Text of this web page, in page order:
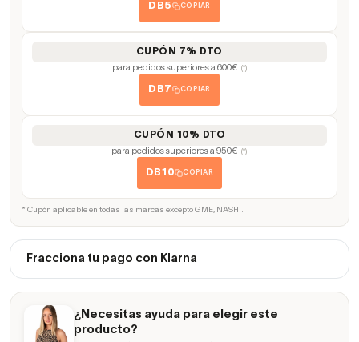
DB5 COPIAR
CUPÓN 7% DTO
para pedidos superiores a 600€ (*)
DB7 COPIAR
CUPÓN 10% DTO
para pedidos superiores a 950€ (*)
DB10 COPIAR
* Cupón aplicable en todas las marcas excepto GME, NASHI.
Fracciona tu pago con Klarna
¿Necesitas ayuda para elegir este
producto?